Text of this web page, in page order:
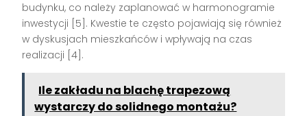
budynku, co należy zaplanować w harmonogramie
inwestycji [5] . Kwestie te często pojawiają się również
w dyskusjach mieszkańców i wpływają na czas
realizacji [4] .
Ile zakładu na blachę trapezową
wystarczy do solidnego montażu?